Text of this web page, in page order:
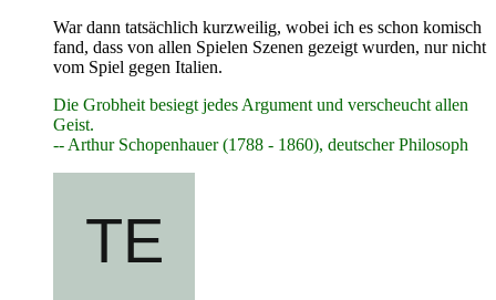
War dann tatsächlich kurzweilig, wobei ich es schon komisch
fand, dass von allen Spielen Szenen gezeigt wurden, nur nicht
vom Spiel gegen Italien.
Die Grobheit besiegt jedes Argument und verscheucht allen
Geist.
-- Arthur Schopenhauer (1788 - 1860), deutscher Philosoph